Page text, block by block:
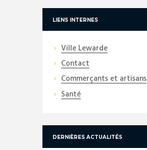
LIENS INTERNES
Ville Lewarde
Contact
Commerçants et artisans
Santé
DERNIÈRES ACTUALITÉS